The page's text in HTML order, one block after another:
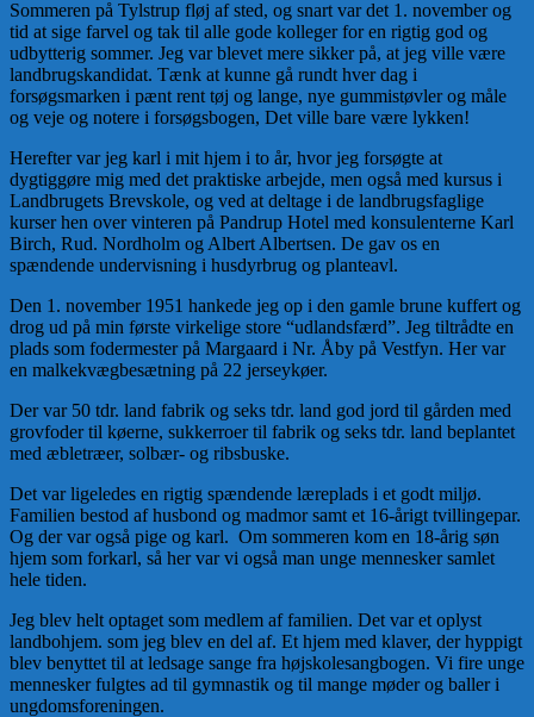
Sommeren på Tylstrup fløj af sted, og snart var det 1. november og
tid at sige farvel og tak til alle gode kolleger for en rigtig god og
udbytterig sommer. Jeg var blevet mere sikker på, at jeg ville være
landbrugskandidat. Tænk at kunne gå rundt hver dag i
forsøgsmarken i pænt rent tøj og lange, nye gummistøvler og måle
og veje og notere i forsøgsbogen, Det ville bare være lykken!
Herefter var jeg karl i mit hjem i to år, hvor jeg forsøgte at
dygtiggøre mig med det praktiske arbejde, men også med kursus i
Landbrugets Brevskole, og ved at deltage i de landbrugsfaglige
kurser hen over vinteren på Pandrup Hotel med konsulenterne Karl
Birch, Rud. Nordholm og Albert Albertsen. De gav os en
spændende undervisning i husdyrbrug og planteavl.
Den 1. november 1951 hankede jeg op i den gamle brune kuffert og
drog ud på min første virkelige store “udlandsfærd”. Jeg tiltrådte en
plads som fodermester på Margaard i Nr. Åby på Vestfyn. Her var
en malkekvægbesætning på 22 jerseykøer.
Der var 50 tdr. land fabrik og seks tdr. land god jord til gården med
grovfoder til køerne, sukkerroer til fabrik og seks tdr. land beplantet
med æbletræer, solbær- og ribsbuske.
Det var ligeledes en rigtig spændende læreplads i et godt miljø.
Familien bestod af husbond og madmor samt et 16-årigt tvillingepar.
Og der var også pige og karl. Om sommeren kom en 18-årig søn
hjem som forkarl, så her var vi også man unge mennesker samlet
hele tiden.
Jeg blev helt optaget som medlem af familien. Det var et oplyst
landbohjem. som jeg blev en del af. Et hjem med klaver, der hyppigt
blev benyttet til at ledsage sange fra højskolesangbogen. Vi fire unge
mennesker fulgtes ad til gymnastik og til mange møder og baller i
ungdomsforeningen.